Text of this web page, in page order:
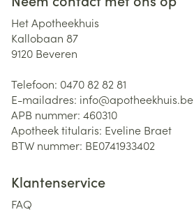
Het Apotheekhuis
Kallobaan 87
9120 Beveren
Telefoon: 0470 82 82 81
E-mailadres: info@apotheekhuis.be
APB nummer: 460310
Apotheek titularis: Eveline Braet
BTW nummer: BE0741933402
Klantenservice
FAQ